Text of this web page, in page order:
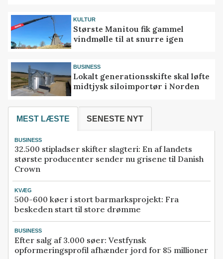
KULTUR
Største Manitou fik gammel
vindmølle til at snurre igen
BUSINESS
Lokalt generationsskifte skal løfte
midtjysk siloimportør i Norden
MEST LÆSTE SENESTE NYT
BUSINESS
32.500 stipladser skifter slagteri: En af landets
største producenter sender nu grisene til Danish
Crown
KVÆG
500-600 køer i stort barmarksprojekt: Fra
beskeden start til store drømme
BUSINESS
Efter salg af 3.000 søer: Vestfynsk
opformeringsprofil afhænder jord for 85 millioner